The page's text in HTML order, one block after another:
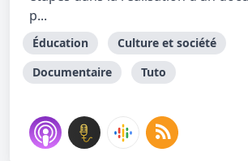
p...
Éducation
Culture et société
Documentaire
Tuto